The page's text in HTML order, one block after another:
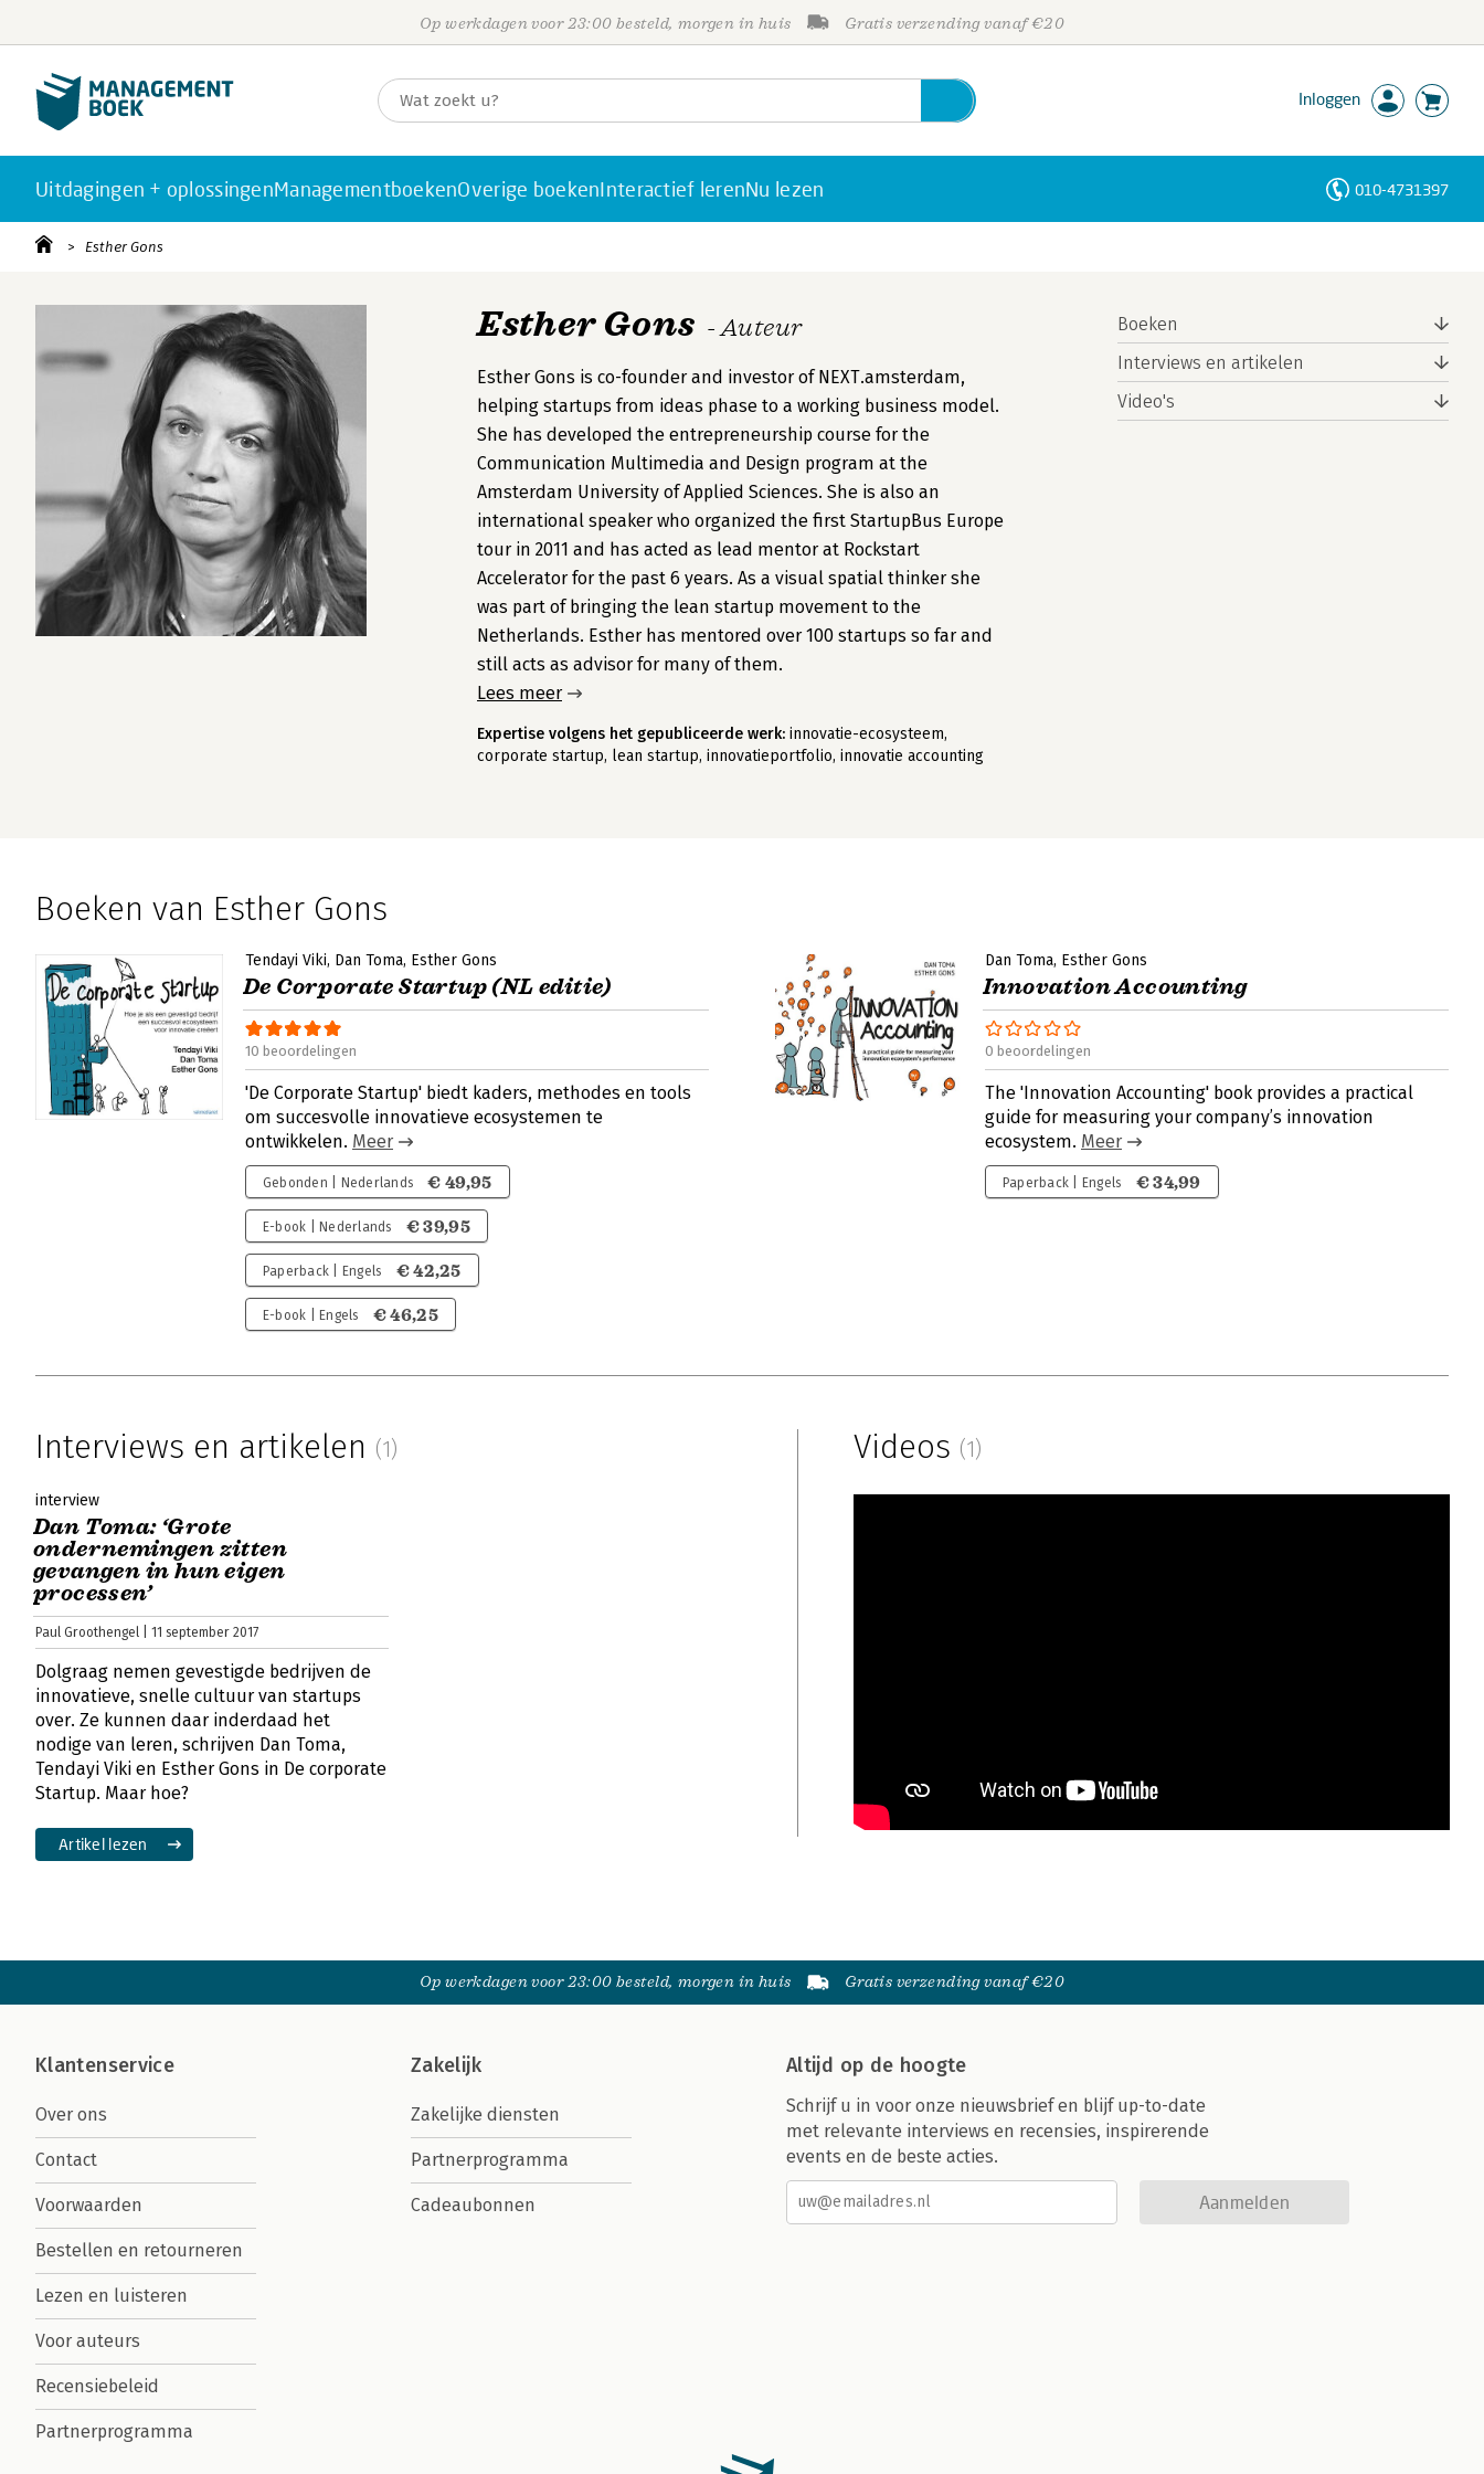
Op werkdagen voor 23:00 besteld, morgen in huis Gratis verzending vanaf €20
Inloggen
Uitdagingen + oplossingenManagementboekenOverige boekenInteractief lerenNu lezen 010-4731397
Esther Gons
Esther Gons - Auteur
Esther Gons is co-founder and investor of NEXT.amsterdam,
helping startups from ideas phase to a working business model.
She has developed the entrepreneurship course for the
Communication Multimedia and Design program at the
Amsterdam University of Applied Sciences. She is also an
international speaker who organized the first StartupBus Europe
tour in 2011 and has acted as lead mentor at Rockstart
Accelerator for the past 6 years. As a visual spatial thinker she
was part of bringing the lean startup movement to the
Netherlands. Esther has mentored over 100 startups so far and
still acts as advisor for many of them.
Lees meer
Expertise volgens het gepubliceerde werk: innovatie-ecosysteem,
corporate startup, lean startup, innovatieportfolio, innovatie accounting
Boeken
Interviews en artikelen
Video's
Boeken van Esther Gons
Tendayi Viki Dan Toma Esther Gons
De Corporate Startup (NL editie)
10 beoordelingen
'De Corporate Startup' biedt kaders, methodes en tools
om succesvolle innovatieve ecosystemen te
ontwikkelen. Meer
Gebonden | Nederlands € 49,95
E-book | Nederlands € 39,95
Paperback | Engels € 42,25
E-book | Engels € 46,25
Dan Toma Esther Gons
Innovation Accounting
0 beoordelingen
The 'Innovation Accounting' book provides a practical
guide for measuring your company’s innovation
ecosystem. Meer
Paperback | Engels € 34,99
Interviews en artikelen (1)
interview
Dan Toma: ‘Grote
ondernemingen zitten
gevangen in hun eigen
processen’
Paul Groothengel | 11 september 2017
Dolgraag nemen gevestigde bedrijven de
innovatieve, snelle cultuur van startups
over. Ze kunnen daar inderdaad het
nodige van leren, schrijven Dan Toma,
Tendayi Viki en Esther Gons in De corporate
Startup. Maar hoe?
Artikel lezen
Videos (1)
Op werkdagen voor 23:00 besteld, morgen in huis Gratis verzending vanaf €20
Klantenservice
Over ons
Contact
Voorwaarden
Bestellen en retourneren
Lezen en luisteren
Voor auteurs
Recensiebeleid
Partnerprogramma
Zakelijk
Zakelijke diensten
Partnerprogramma
Cadeaubonnen
Altijd op de hoogte
Schrijf u in voor onze nieuwsbrief en blijf up-to-date
met relevante interviews en recensies, inspirerende
events en de beste acties.
Aanmelden
Personen